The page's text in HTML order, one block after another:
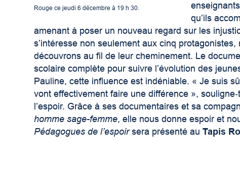
Rouge ce jeudi 6 décembre à 19 h 30.
qu’ils
amenant à poser un nouveau regard sur les
s’intéresse non seulement aux cinq
découvrons au fil de leur cheminement. Le
scolaire complète pour suivre l’évolution des
Pauline, cette influence est indéniable. « Je suis
vont effectivement faire une différence »,
l’espoir. Grâce à ses documentaires et sa
homme sage-femme, elle nous donne espoir et
Pédagogues de l’espoirsera présenté auTapis